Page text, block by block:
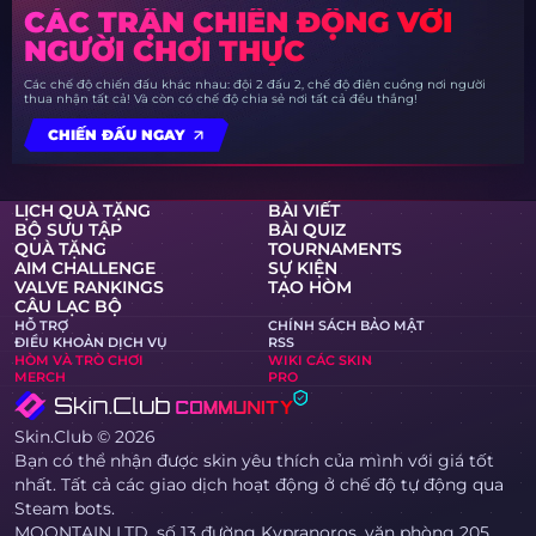
CÁC TRẬN CHIẾN ĐỘNG VỚI
NGƯỜI CHƠI THỰC
Các chế độ chiến đấu khác nhau: đội 2 đấu 2, chế độ điên cuồng nơi người
thua nhận tất cả! Và còn có chế độ chia sẻ nơi tất cả đều thắng!
CHIẾN ĐẤU NGAY
LỊCH QUÀ TẶNG
BÀI VIẾT
BỘ SƯU TẬP
BÀI QUIZ
QUÀ TẶNG
TOURNAMENTS
AIM CHALLENGE
SỰ KIỆN
VALVE RANKINGS
TẠO HÒM
CÂU LẠC BỘ
HỖ TRỢ
CHÍNH SÁCH BẢO MẬT
ĐIỀU KHOẢN DỊCH VỤ
RSS
HÒM VÀ TRÒ CHƠI
WIKI CÁC SKIN
MERCH
PRO
Skin.Club © 2026
Bạn có thể nhận được skin yêu thích của mình với giá tốt
nhất. Tất cả các giao dịch hoạt động ở chế độ tự động qua
Steam bots.
MOONTAIN LTD, số 13 đường Kypranoros, văn phòng 205,